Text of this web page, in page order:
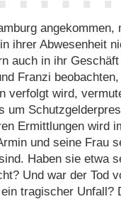
angekommen,
ihrer Abwesenheit
auch in ihr
Franzi
verfolgt wird,
um
Ermittlungen wird
und seine Frau
Haben sie etwa
Und war der Tod
tragischer Unfall?